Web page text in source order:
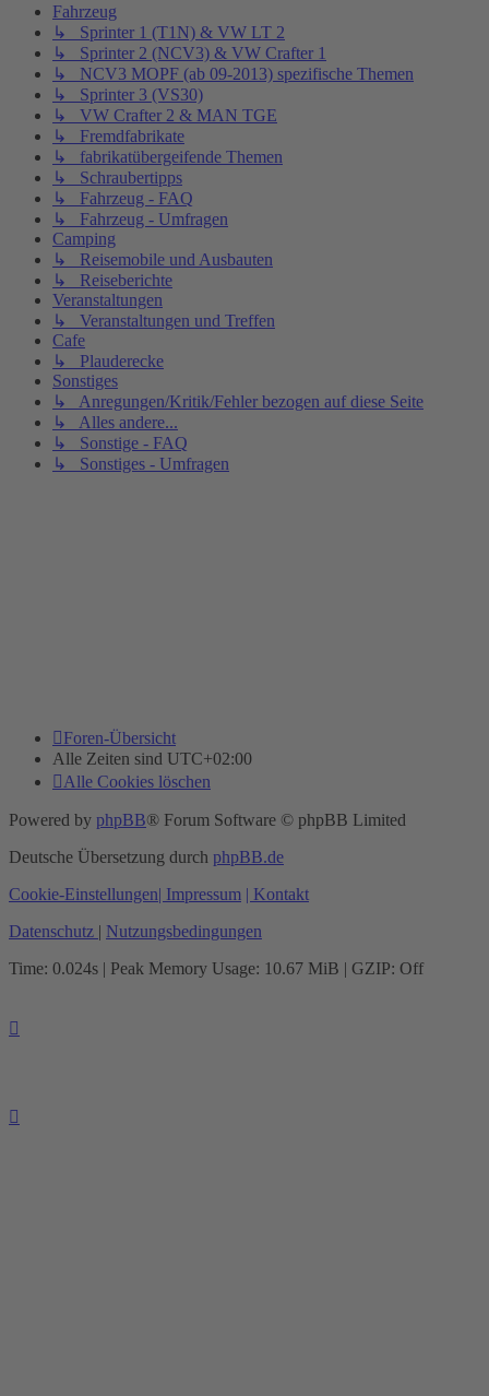
Fahrzeug
↳ Sprinter 1 (T1N) & VW LT 2
↳ Sprinter 2 (NCV3) & VW Crafter 1
↳ NCV3 MOPF (ab 09-2013) spezifische Themen
↳ Sprinter 3 (VS30)
↳ VW Crafter 2 & MAN TGE
↳ Fremdfabrikate
↳ fabrikatübergeifende Themen
↳ Schraubertipps
↳ Fahrzeug - FAQ
↳ Fahrzeug - Umfragen
Camping
↳ Reisemobile und Ausbauten
↳ Reiseberichte
Veranstaltungen
↳ Veranstaltungen und Treffen
Cafe
↳ Plauderecke
Sonstiges
↳ Anregungen/Kritik/Fehler bezogen auf diese Seite
↳ Alles andere...
↳ Sonstige - FAQ
↳ Sonstiges - Umfragen
Foren-Übersicht
Alle Zeiten sind UTC+02:00
Alle Cookies löschen
Powered by phpBB® Forum Software © phpBB Limited
Deutsche Übersetzung durch phpBB.de
Cookie-Einstellungen| Impressum | Kontakt
Datenschutz | Nutzungsbedingungen
Time: 0.024s | Peak Memory Usage: 10.67 MiB | GZIP: Off